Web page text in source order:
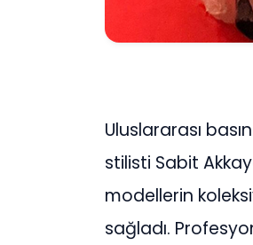
Uluslararası
stilisti Sabit
modellerin
sağladı.